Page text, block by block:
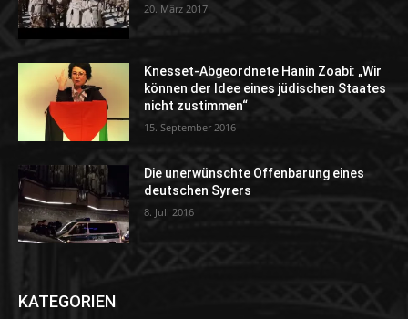
20. März 2017
Knesset-Abgeordnete Hanin Zoabi: „Wir
können der Idee eines jüdischen Staates
nicht zustimmen“
15. September 2016
Die unerwünschte Offenbarung eines
deutschen Syrers
8. Juli 2016
KATEGORIEN